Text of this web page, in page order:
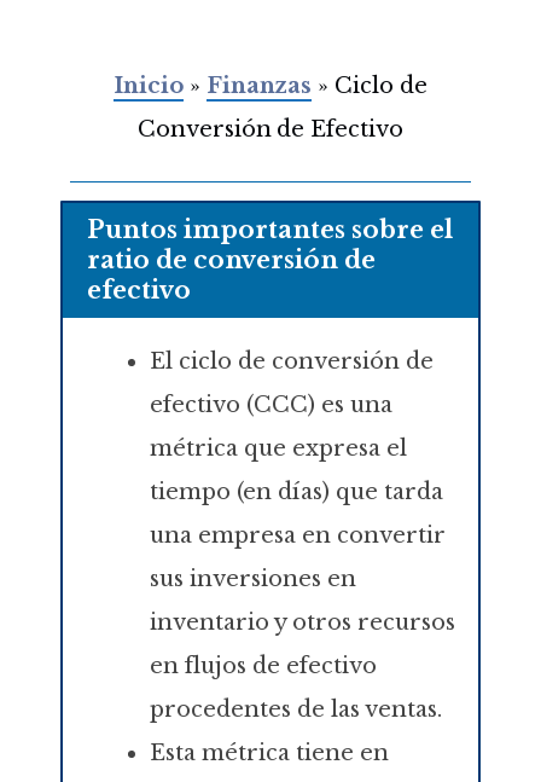
Inicio» Finanzas » Ciclo de
Conversión de Efectivo
Puntos importantes sobre el
ratio de conversión de
efectivo
El ciclo de conversión de
efectivo (CCC) es una
métrica que expresa el
tiempo (en días) que tarda
una empresa en convertir
sus inversiones en
inventario y otros recursos
en flujos de efectivo
procedentes de las ventas.
Esta métrica tiene en